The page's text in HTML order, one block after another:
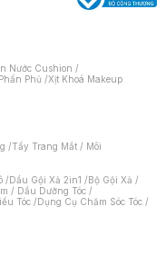
Nước Cushion /
Phấn Phủ /Xịt Khoá Makeup
/Tẩy Trang Mắt / Môi
/Dầu Gội Xả 2in1 /Bộ Gội Xả /
/ Dầu Dưỡng Tóc /
Tóc /Dụng Cụ Chăm Sóc Tóc /